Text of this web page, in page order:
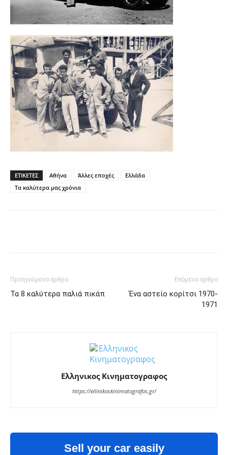
ΕΤΙΚΕΤΕΣ Αθήνα Άλλες εποχές
Ελλάδα
Τα καλύτερα μας χρόνια
Προηγούμενο άρθρο
Τα 8 καλύτερα παλιά πικάπ
Επόμενο άρθρο
Ένα αστείο κορίτσι 1970-
1971
Ελληνικος Κινηματογραφος
https://ellinikoskinimatografos.gr/
Sell your car easily